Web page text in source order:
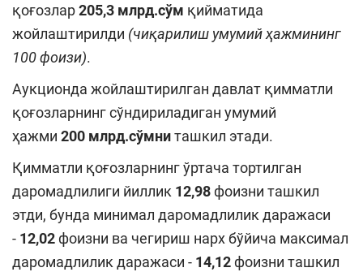
қоғозлар205,3 млрд.сўм қийматида
жойлаштирилди (чиқарилиш умумий ҳажмининг
100 фоизи).
Аукционда жойлаштирилган давлат қимматли
қоғозларнинг сўндириладиган умумий
ҳажми 200 млрд.сўмниташкил этади.
Қимматли қоғозларнинг ўртача тортилган
даромадлилиги йиллик 12,98 фоизни ташкил
этди, бунда минимал даромадлилик даражаси
- 12,02 фоизни ва чегириш нарх бўйича максимал
даромадлилик даражаси - 14,12 фоизни ташкил